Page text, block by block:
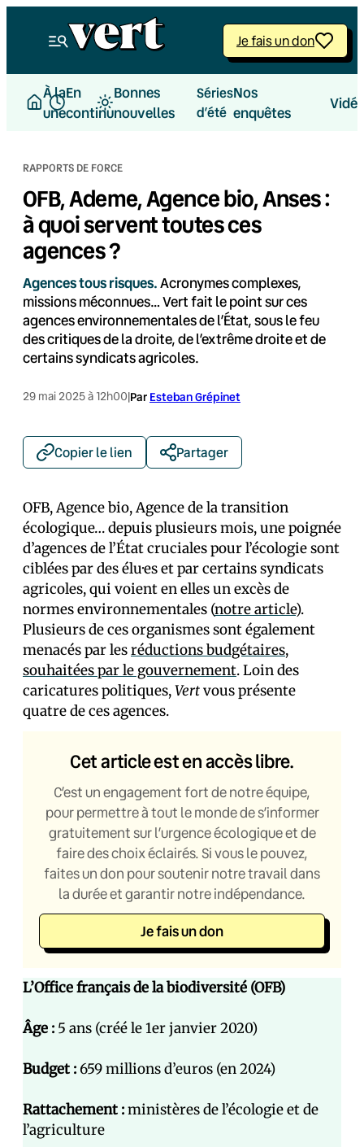
Je fais un don
À la
une
En
continu
Bonnes
nouvelles
Séries
d’été
Nos
enquêtes
RAPPORTS DE FORCE
OFB, Ademe, Agence bio, Anses :
à quoi servent toutes ces
agences ?
Agences tous risques.Acronymes complexes,
missions méconnues… Vert fait le point sur ces
agences environnementales de l’État, sous le feu
des critiques de la droite, de l’extrême droite et de
certains syndicats agricoles.
29 mai 2025 à 12h00|Par Esteban Grépinet
Copier le lien Partager
OFB, Agence bio, Agence de la transition
écologique… depuis plusieurs mois, une poignée
d’agences de l’État cruciales pour l’écologie sont
ciblées par des élu·es et par certains syndicats
agricoles, qui voient en elles un excès de
normes environnementales (notre article).
Plusieurs de ces organismes sont également
menacés par lesréductions budgétaires,
souhaitées par le gouvernement. Loin des
caricatures politiques,Vertvous présente
quatre de ces agences.
Cet article est en accès libre.
C’est un engagement fort de notre équipe,
pour permettre à tout le monde de s’informer
gratuitement sur l’urgence écologique et de
faire des choix éclairés. Si vous le pouvez,
faites un don pour soutenir notre travail dans
la durée et garantir notre indépendance.
Je fais un don
L’Office français de la biodiversité (OFB)
Âge : 5 ans (créé le 1er janvier 2020)
Budget : 659 millions d’euros (en 2024)
Rattachement :ministères de l’écologie et de
l’agriculture